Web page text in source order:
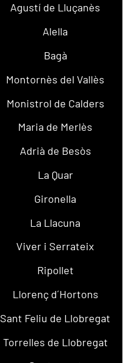
Agustí de Lluçanès
Alella
Bagà
Montornès del Vallès
Monistrol de Calders
Maria de Merlès
Adrià de Besòs
La Quar
Gironella
La Llacuna
Viver i Serrateix
Ripollet
Llorenç d´Hortons
Sant Feliu de Llobregat
Torrelles de Llobregat